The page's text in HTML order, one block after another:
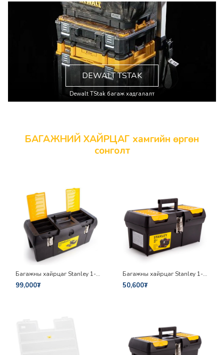
DEWALT TSTAK
Dewalt TStak багаж хадгалалт
БАГАЖНИЙ ХАЙРЦАГ хамгийн өргөн
сонголт
Багажны хайрцаг Stanley 1-
92-067
99,000₮
Багажны хайрцаг Stanley 1-
92-064
50,600₮